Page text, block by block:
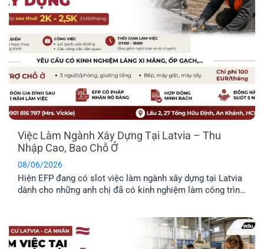
Việc Làm Ngành Xây Dựng Tại Latvia – Thu
Nhập Cao, Bao Chỗ Ở
08/06/2026
Hiện EFP đang có slot việc làm ngành xây dựng tại Latvia
dành cho những anh chị đã có kinh nghiệm làm công trình
Trong bài viết dưới đây, anh [...]